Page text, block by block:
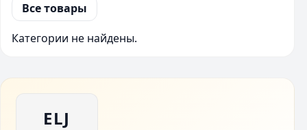
Все товары
Категории не найдены.
ELJ